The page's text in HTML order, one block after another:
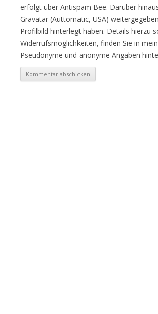
erfolgt über Antispam Bee. Darüber
Gravatar (Auttomatic, USA)
Profilbild hinterlegt haben. Details hierzu
Widerrufsmöglichkeiten, finden Sie in
Pseudonyme und anonyme Angaben